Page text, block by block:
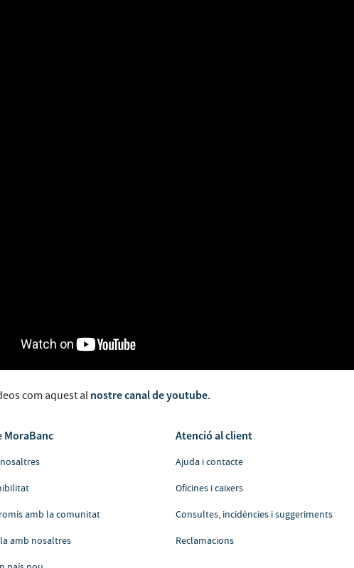
com aquest al nostre canal de youtube.
MoraBanc
amb la comunitat
amb nosaltres
Atenció al client
Ajuda i contacte
Oficines i caixers
Consultes, incidències i suggeriments
Reclamacions